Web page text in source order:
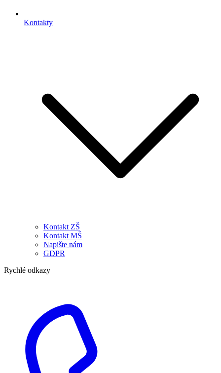
Kontakty
Kontakt ZŠ
Kontakt MŠ
Napište nám
GDPR
Rychlé odkazy